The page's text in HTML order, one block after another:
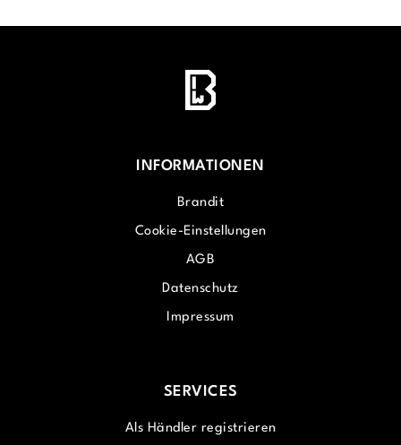
INFORMATIONEN
Brandit
Cookie-Einstellungen
AGB
Datenschutz
Impressum
SERVICES
Als Händler registrieren